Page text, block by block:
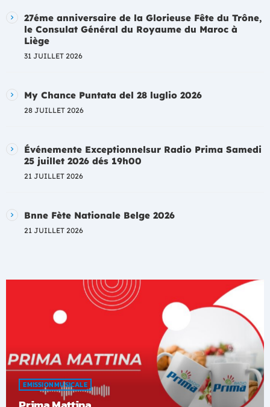
27éme anniversaire de la Glorieuse Fête du Trône,
le Consulat Général du Royaume du Maroc à
Liège
31 JUILLET 2026
My Chance Puntata del 28 luglio 2026
28 JUILLET 2026
Événemente Exceptionnelsur Radio Prima Samedi
25 juillet 2026 dés 19h00
21 JUILLET 2026
Bnne Fète Nationale Belge 2026
21 JUILLET 2026
EMISSION MUSICALE